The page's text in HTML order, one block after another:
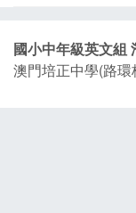
國小中年級英文組
澳門培正中學(路環